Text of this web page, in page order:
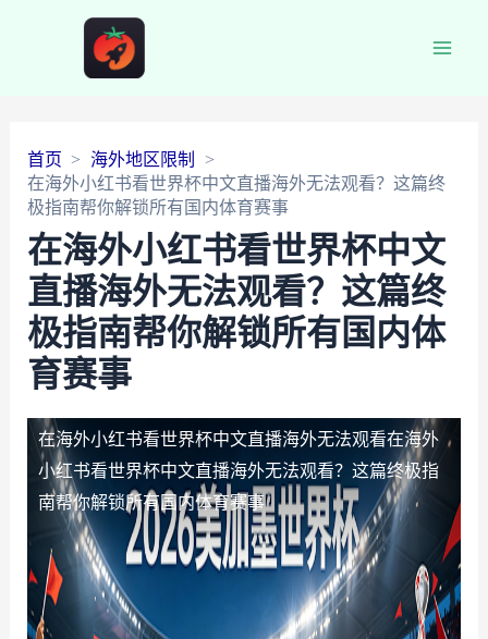
首页
海外地区限制
在海外小红书看世界杯中文直播海外无法观看？这篇终
极指南帮你解锁所有国内体育赛事
在海外小红书看世界杯中文
直播海外无法观看？这篇终
极指南帮你解锁所有国内体
育赛事
在海外小红书看世界杯中文直播海外无法观看在海外
小红书看世界杯中文直播海外无法观看？这篇终极指
南帮你解锁所有国内体育赛事